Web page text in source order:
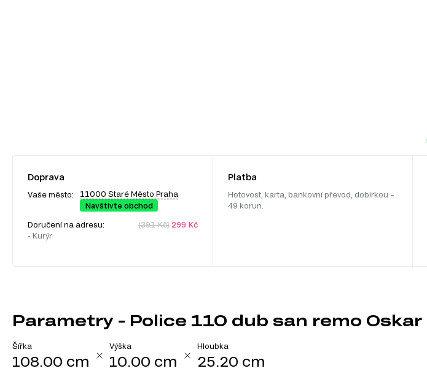
Doprava
Vaše město:
11000 Staré Město Praha
Navštivte obchod
Doručení na adresu:
- Kurýr
(391 Kč)299 Kč
Platba
Hotovost, karta, bankovní převod, dobírkou –
49 korun.
Parametry - Police 110 dub san remo Oskar
Šířka
108.00 cm
Výška
10.00 cm
Hloubka
25.20 cm